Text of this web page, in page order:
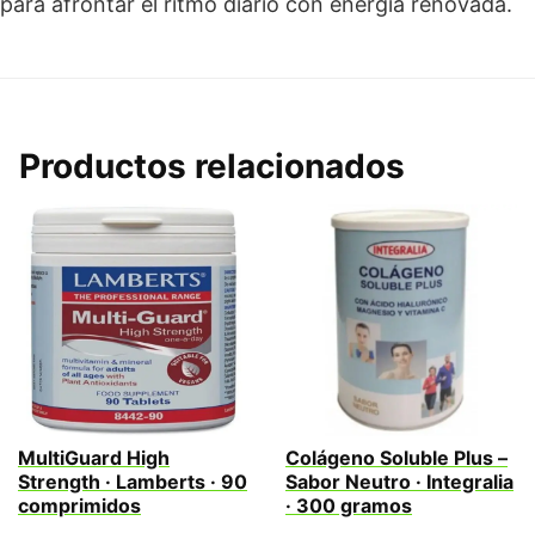
Productos relacionados
MultiGuard High
Strength · Lamberts · 90
comprimidos
Colágeno Soluble Plus –
Sabor Neutro · Integralia
· 300 gramos